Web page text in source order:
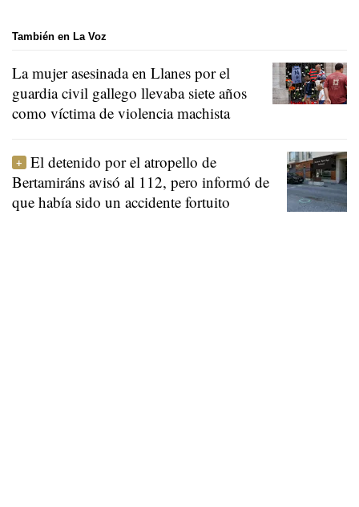
También en La Voz
La mujer asesinada en Llanes por el
guardia civil gallego llevaba siete años
como víctima de violencia machista
El detenido por el atropello de
Bertamiráns avisó al 112, pero informó de
que había sido un accidente fortuito